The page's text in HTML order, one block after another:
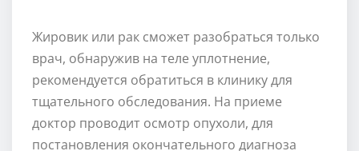
Жировик или рак сможет разобраться только
врач, обнаружив на теле уплотнение,
рекомендуется обратиться в клинику для
тщательного обследования. На приеме
доктор проводит осмотр опухоли, для
постановления окончательного диагноза